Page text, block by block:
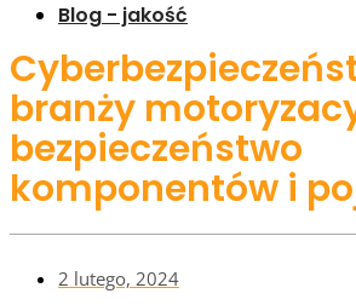
Blog - jakość
branży
bezpieczeństwo
komponentów i
2 lutego, 2024